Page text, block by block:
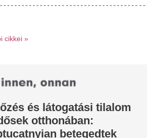
az Etna,
a helyzet.
1975 óta készülnek a BMW 3-as
üzem gyártósorairól összesen több
darab 3-as gurult le. A Neue...
A
A Fidesz
legitim